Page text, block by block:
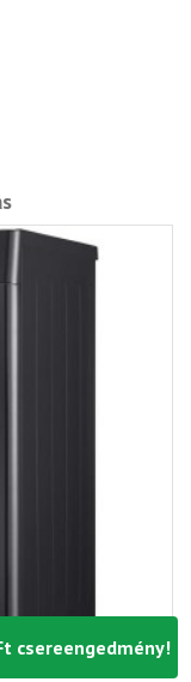
csereengedmény!